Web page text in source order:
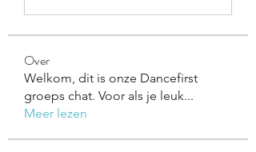
Over
Welkom, dit is onze Dancefirst
groeps chat. Voor als je leuk...
Meer lezen